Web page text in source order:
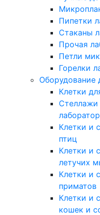
Пипетки
Стаканы
Прочая
Петли
Горелки
Оборудование
Клетки
Стеллажи
Клетки и
птиц
Клетки и
летучих
Клетки и
приматов
Клетки и
кошек и